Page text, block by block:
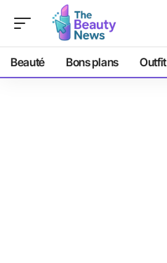
Beauté Bons plans Outfit